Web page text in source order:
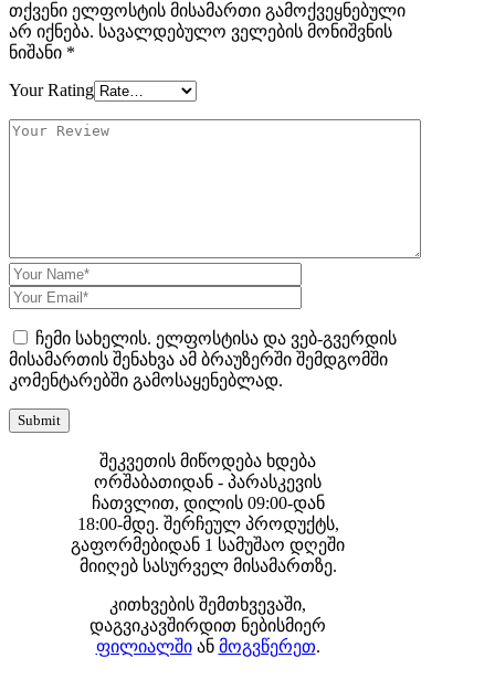
თქვენი ელფოსტის მისამართი გამოქვეყნებული
არ იქნება. სავალდებულო ველების მონიშვნის
ნიშანი *
Your Rating
ჩემი სახელის. ელფოსტისა და ვებ-გვერდის
მისამართის შენახვა ამ ბრაუზერში შემდგომში
კომენტარებში გამოსაყენებლად.
შეკვეთის მიწოდება ხდება
ორშაბათიდან - პარასკევის
ჩათვლით, დილის 09:00-დან
18:00-მდე. შერჩეულ პროდუქტს,
გაფორმებიდან 1 სამუშაო დღეში
მიიღებ სასურველ მისამართზე.
კითხვების შემთხვევაში,
დაგვიკავშირდით ნებისმიერ
ფილიალშიან მოგვწერეთ.